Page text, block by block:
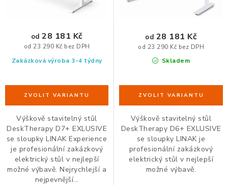
ERGONOMICKÉ KLÁVESNICE
VÝSUVY A DRŽÁKY NA KLÁVESNICI
DRŽÁKY LCD MONITORŮ A TV
DRŽÁKY A ZÁVĚSY PC
ORGANIZACE KABELŮ
STOJANY NA DOKUMENTY
Zakázková výroba 3-4 týdny
od 23 290 Kč bez DPH
od 28 181 Kč
Výškově stavitelný stůl
DeskTherapy D7+ EXLUSIVE
se sloupky LINAK Experience
je profesionální zakázkový
elektrický stůl v nejlepší
možné výbavě. Nejrychlejší a
nejpevnější...
Skladem
od 23 290 Kč bez DPH
od 28 181 Kč
Výškově stavitelný stůl
DeskTherapy D6+ EXLUSIVE
se sloupky LINAK je
profesionální zakázkový
elektrický stůl v nejlepší
možné výbavě.